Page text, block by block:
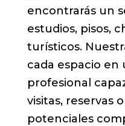
encontrarás un
estudios, pisos,
turísticos.
cada espacio en
profesional
visitas, reservas
potenciales